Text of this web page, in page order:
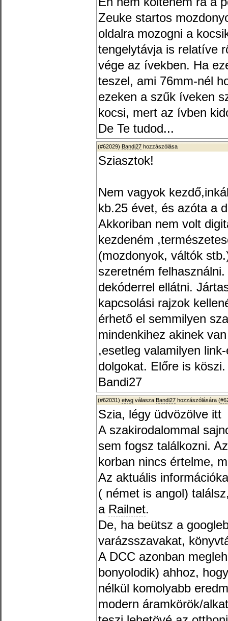
Zeuke startos
oldalra mozogni a
tengelytávja is relatíve
vége az ívekben. Ha
teszel, ami 76mm-nél
ezeken a szűk íveken
kocsi, mert az ívben
De Te tudod...
(#62029) Bandi27 hozzászólása
Sziasztok!
Nem vagyok
kb.25 évet, és azóta a
Akkoriban nem volt
kezdeném
(mozdonyok, váltók
szeretném
dekóderrel ellátni.
kapcsolási rajzok
érhető el semmilyen
mindenkihez akinek
,esetleg valamilyen
dolgokat. Előre is köszi.
Bandi27
(#62031) etwg válasza Bandi27 hozzászólására (
Szia, légy üdvözölve itt
A szakirodalommal
sem fogsz találkozni.
korban nincs értelme,
Az aktuális
( német is angol)
a Railnet.
De, ha beütsz a
varázsszavakat,
A DCC azonban
bonyolodik) ahhoz,
nélkül komolyabb
modern áramkörök/